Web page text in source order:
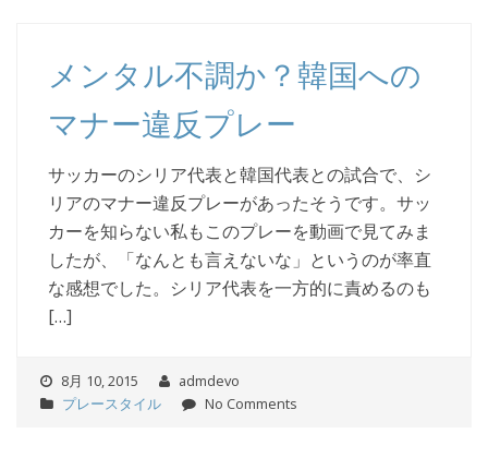
メンタル不調か？韓国への
マナー違反プレー
サッカーのシリア代表と韓国代表との試合で、シ
リアのマナー違反プレーがあったそうです。サッ
カーを知らない私もこのプレーを動画で見てみま
したが、「なんとも言えないな」というのが率直
な感想でした。シリア代表を一方的に責めるのも
[…]
8月 10, 2015
admdevo
プレースタイル
No Comments